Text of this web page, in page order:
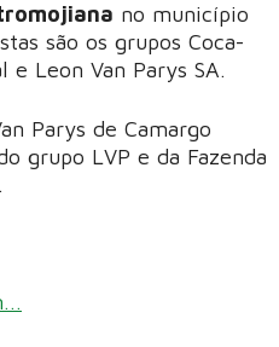
no município
são os grupos Coca-
Leon Van Parys SA.
Parys de Camargo
grupo LVP e da Fazenda